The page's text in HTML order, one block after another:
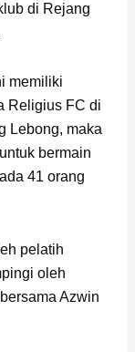
di Rejang
memiliki
Religius FC di
Lebong, maka
bermain
41 orang
pelatih
oleh
Azwin